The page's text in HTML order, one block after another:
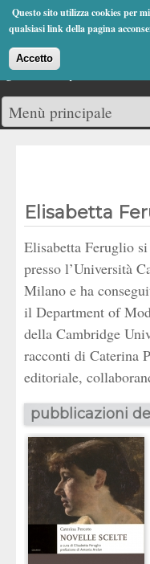
Questo sito utilizza cookies per
qualsiasi link della pagina
Accetto
Jump to Navigation
Elisabetta
Elisabetta Feruglio
presso l’Università
Milano e ha
il Department of
della Cambridge
racconti di Caterina
editoriale,
pubblicazioni